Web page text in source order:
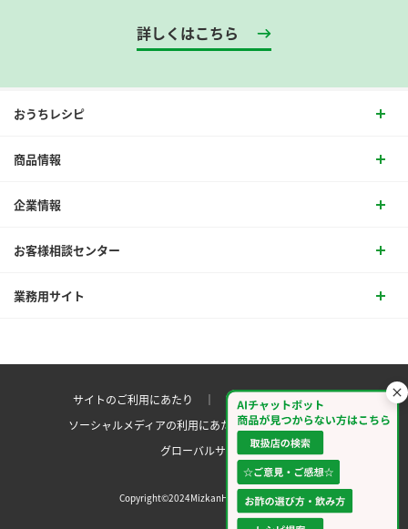
詳しくはこちら
おうちレシピ
商品情報
企業情報
お客様相談センター
業務用サイト
サイトのご利用にあたり ｜ プライバシーポリシー
ソーシャルメディアの利用にあたりサイトマップ ｜
グローバルサイト
Copyright©2024MizkanHoldingsCo.Ltd.